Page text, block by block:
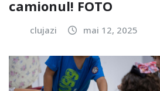
camionul! FOTO
clujazi mai 12, 2025